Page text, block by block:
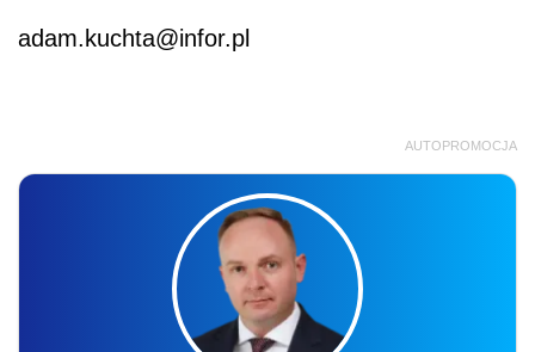
adam.kuchta@infor.pl
AUTOPROMOCJA